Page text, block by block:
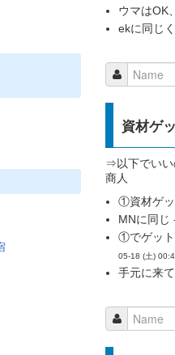
ウマはOK
ekに同じ
資材ゲ
⇒以下で
商人
①資材ゲ
MNに同じ
①でゲット
05-18 (土)
手元に来